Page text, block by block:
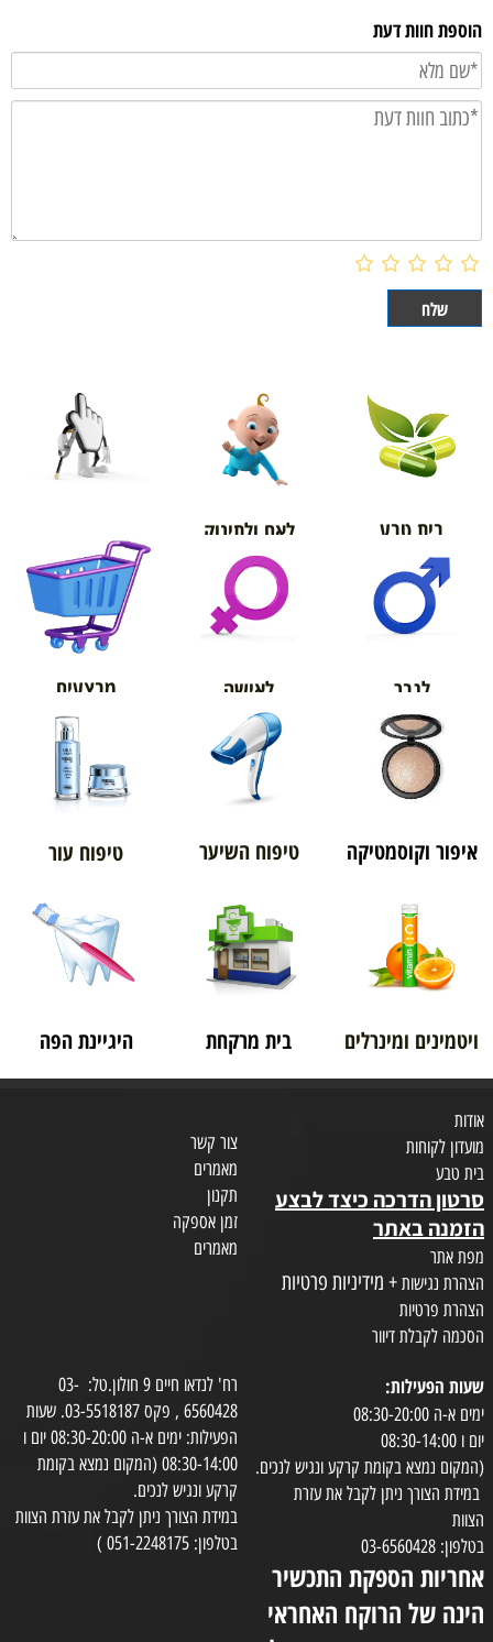
הוספת חוות דעת
בית טבע לאם ולתינוק
אורטופדיה
לגבר לאישה מבצעים
איפור וקוסמטיקה טיפוח השיער טיפוח עור
ויטמינים ומינרלים בית מרקחת היגיינת הפה
אודות
מועדון לקוחות
בית טבע
סרטון הדרכה כיצד לבצע
הזמנה באתר
מפת אתר
הצהרת נגישות + מידיניות פרטיות
הצהרת פרטיות
הסכמה לקבלת דיוור
צור קשר
מאמרים
תקנון
זמן אספקה
מאמרים
שעות הפעילות:
ימים א-ה 08:30-20:00
יום ו 08:30-14:00
(המקום נמצא בקומת קרקע ונגיש לנכים.
במידת הצורך ניתן לקבל את עזרת
הצוות
בטלפון: 03-6560428
אחריות הספקת התכשיר
הינה של הרוקח האחראי
רח' לנדאו חיים 9 חולון.טל: 03-
6560428 , פקס 03-5518187. שעות
הפעילות: ימים א-ה 08:30-20:00 יום ו
08:30-14:00 (המקום נמצא בקומת
קרקע ונגיש לנכים.
במידת הצורך ניתן לקבל את עזרת הצוות
בטלפון: 051-2248175 )